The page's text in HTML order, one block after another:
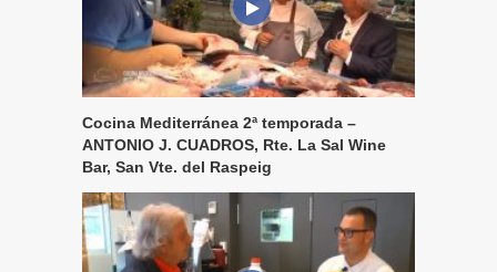
Cocina Mediterránea 2ª temporada –
ANTONIO J. CUADROS, Rte. La Sal Wine
Bar, San Vte. del Raspeig